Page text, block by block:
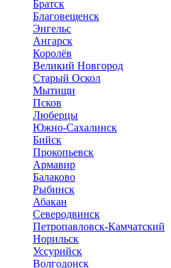
Братск
Благовещенск
Энгельс
Ангарск
Королёв
Великий Новгород
Старый Оскол
Мытищи
Псков
Люберцы
Южно-Сахалинск
Бийск
Прокопьевск
Армавир
Балаково
Рыбинск
Абакан
Северодвинск
Петропавловск-Камчатский
Норильск
Уссурийск
Волгодонск